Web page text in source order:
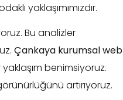
yaklaşımımızdır.
Bu analizler
Çankaya kurumsal web
benimsiyoruz.
artırıyoruz.